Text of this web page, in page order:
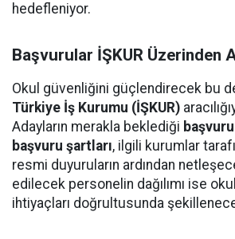
hedefleniyor.
Başvurular İŞKUR Üzerinden
Okul güvenliğini güçlendirecek bu
Türkiye İş Kurumu (İŞKUR)
Adayların merakla beklediği
başvuru şartları, ilgili kurumlar
resmi duyuruların ardından
edilecek personelin dağılımı ise
ihtiyaçları doğrultusunda